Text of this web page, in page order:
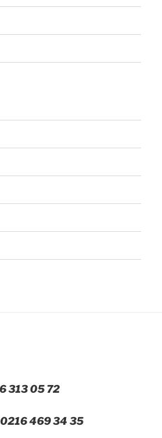
313 05 72
0216 469 34 35